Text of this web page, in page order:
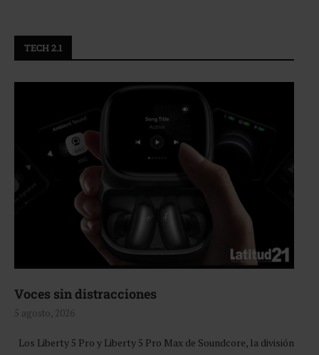
TECH 2.1
Voces sin distracciones
5 agosto, 2026
Los Liberty 5 Pro y Liberty 5 Pro Max de Soundcore, la división